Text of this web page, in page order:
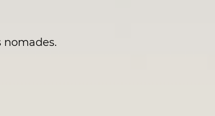
nomades.